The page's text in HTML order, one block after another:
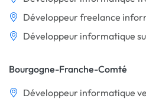
Développeur freelance
Développeur informatique
Bourgogne-Franche-Comté
Développeur informatique